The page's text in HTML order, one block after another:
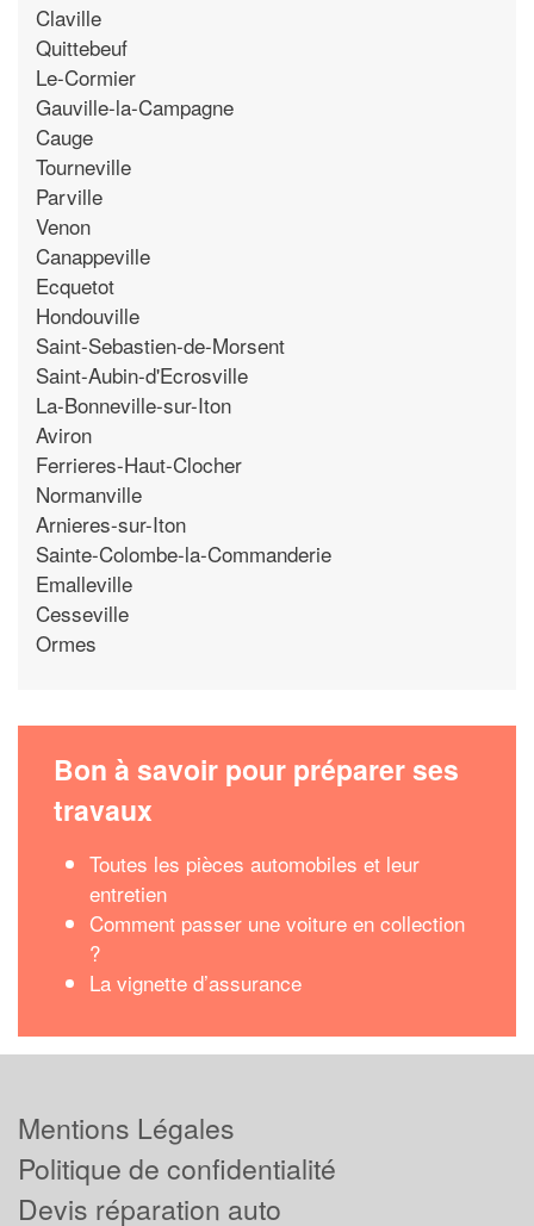
Claville
Quittebeuf
Le-Cormier
Gauville-la-Campagne
Cauge
Tourneville
Parville
Venon
Canappeville
Ecquetot
Hondouville
Saint-Sebastien-de-Morsent
Saint-Aubin-d'Ecrosville
La-Bonneville-sur-Iton
Aviron
Ferrieres-Haut-Clocher
Normanville
Arnieres-sur-Iton
Sainte-Colombe-la-Commanderie
Emalleville
Cesseville
Ormes
Bon à savoir pour préparer ses
travaux
Toutes les pièces automobiles et leur
entretien
Comment passer une voiture en collection
?
La vignette d’assurance
Mentions Légales
Politique de confidentialité
Devis réparation auto